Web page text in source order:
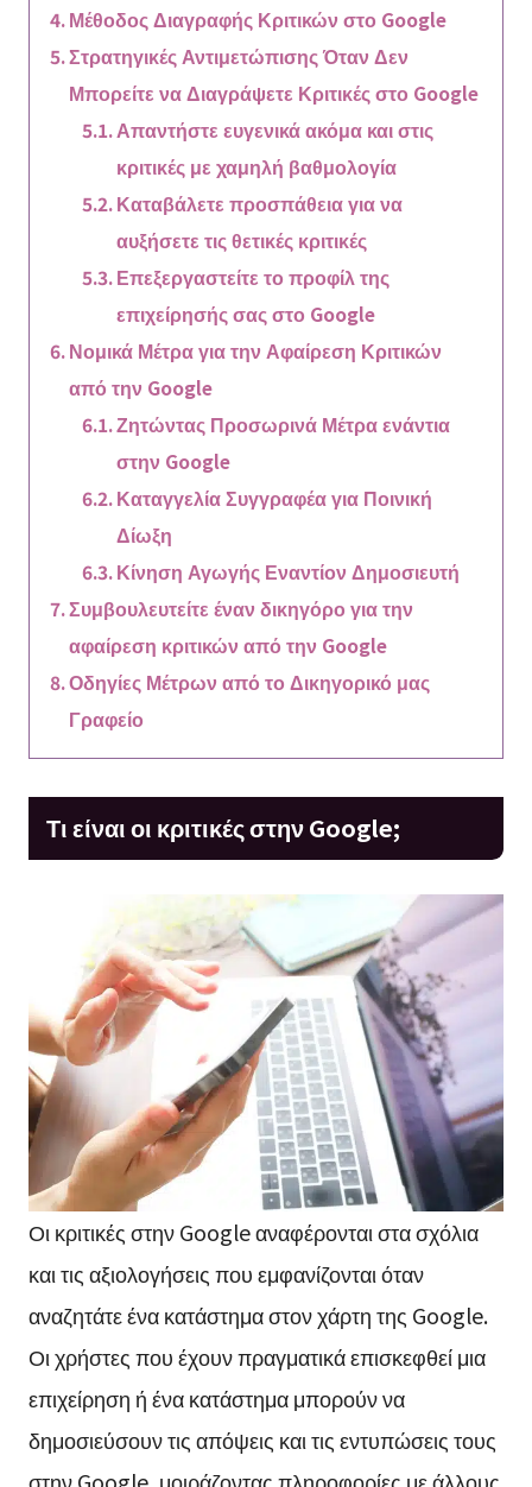
Μέθοδος Διαγραφής Κριτικών στο Google
Στρατηγικές Αντιμετώπισης Όταν Δεν
Μπορείτε να Διαγράψετε Κριτικές στο Google
Απαντήστε ευγενικά ακόμα και στις
κριτικές με χαμηλή βαθμολογία
Καταβάλετε προσπάθεια για να
αυξήσετε τις θετικές κριτικές
Επεξεργαστείτε το προφίλ της
επιχείρησής σας στο Google
Νομικά Μέτρα για την Αφαίρεση Κριτικών
από την Google
Ζητώντας Προσωρινά Μέτρα ενάντια
στην Google
Καταγγελία Συγγραφέα για Ποινική
Δίωξη
Κίνηση Αγωγής Εναντίον Δημοσιευτή
Συμβουλευτείτε έναν δικηγόρο για την
αφαίρεση κριτικών από την Google
Οδηγίες Μέτρων από το Δικηγορικό μας
Γραφείο
Τι είναι οι κριτικές στην Google;
Οι κριτικές στην Google αναφέρονται στα σχόλια
και τις αξιολογήσεις που εμφανίζονται όταν
αναζητάτε ένα κατάστημα στον χάρτη της Google.
Οι χρήστες που έχουν πραγματικά επισκεφθεί μια
επιχείρηση ή ένα κατάστημα μπορούν να
δημοσιεύσουν τις απόψεις και τις εντυπώσεις τους